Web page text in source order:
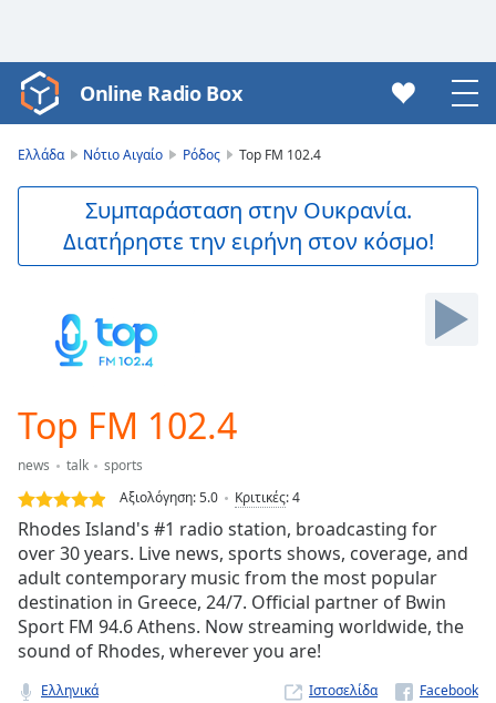
Video
Player
Skip
Duration
Loaded
0.00%
Stream
TypeLIVE
Seek to
currently
behind
live
Remaining
Time-
Online Radio Box
Ελλάδα Νότιο Αιγαίο Ρόδος Top FM 102.4
Συμπαράσταση στην Ουκρανία.
Διατήρηστε την ειρήνη στον κόσμο!
Top FM 102.4
news talk
sports
Αξιολόγηση:5.0 Κριτικές:4
Rhodes Island's #1 radio station, broadcasting for
over 30 years. Live news, sports shows, coverage, and
adult contemporary music from the most popular
destination in Greece, 24/7. Official partner of Bwin
Sport FM 94.6 Athens. Now streaming worldwide, the
sound of Rhodes, wherever you are!
Ελληνικά Ιστοσελίδα